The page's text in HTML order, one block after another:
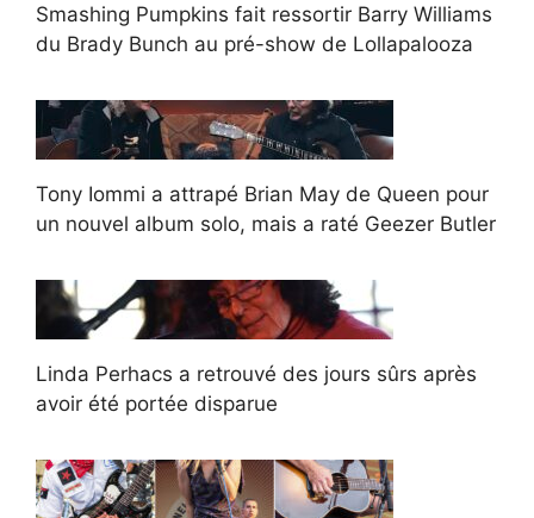
Smashing Pumpkins fait ressortir Barry Williams
du Brady Bunch au pré-show de Lollapalooza
Tony Iommi a attrapé Brian May de Queen pour
un nouvel album solo, mais a raté Geezer Butler
Linda Perhacs a retrouvé des jours sûrs après
avoir été portée disparue